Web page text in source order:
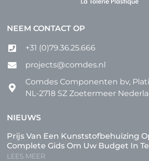
NEEM CONTACT OP
+31 (0)79.36.25.666
projects@comdes.nl
Comdes Componenten bv,
NL-2718 SZ Zoetermeer
NIEUWS
Prijs Van Een Kunststofbehuizing
Complete Gids Om Uw Budget In
LEES MEER